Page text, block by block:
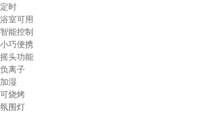
定时
浴室可用
智能控制
小巧便携
摇头功能
负离子
加湿
可烧烤
氛围灯